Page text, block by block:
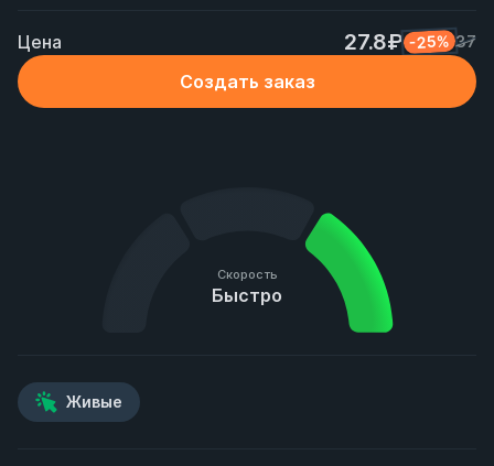
Цена 27.8₽ -25% 37
Создать заказ
Скорость
Быстро
Живые